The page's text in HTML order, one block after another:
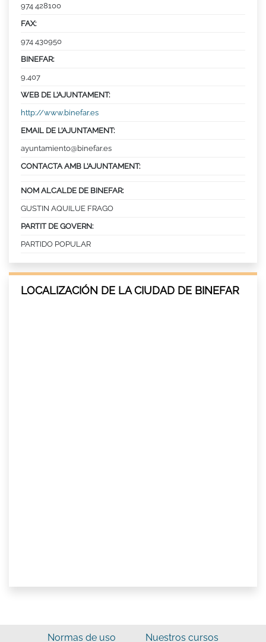
974 428100
FAX:
974 430950
BINEFAR:
9,407
WEB DE L’AJUNTAMENT:
http://www.binefar.es
EMAIL DE L’AJUNTAMENT:
ayuntamiento@binefar.es
CONTACTA AMB L’AJUNTAMENT:
NOM ALCALDE DE BINEFAR:
GUSTIN AQUILUE FRAGO
PARTIT DE GOVERN:
PARTIDO POPULAR
LOCALIZACIÓN DE LA CIUDAD DE BINEFAR
Normas de uso Nuestros cursos